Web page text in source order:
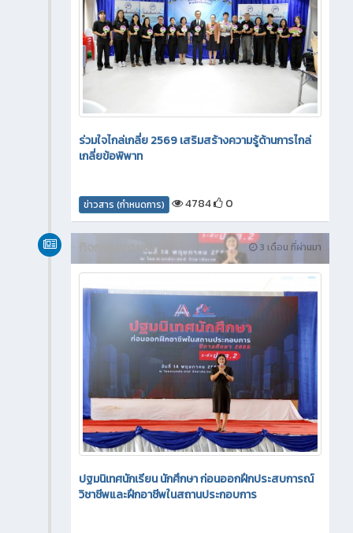
ร่วมใจไกล่เกลี่ย 2569 เสริมสร้างความรู้ด้านการไกล่
เกลี่ยข้อพิพาท
ข่าวสาร (กำหนดการ) 4784 0
3 เดือน ที่ผ่านมา
กิจกรรมภายใน
ปฐมนิเทศนักเรียน นักศึกษา ก่อนออกฝึกประสบการณ์
วิชาชีพและฝึกอาชีพในสถานประกอบการ